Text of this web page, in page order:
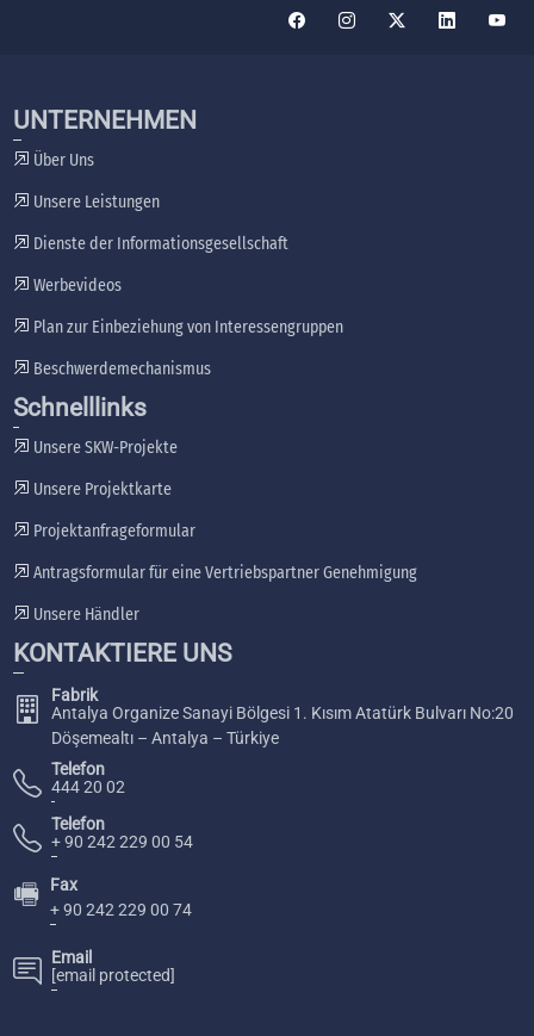
UNTERNEHMEN
Über Uns
Unsere Leistungen
Dienste der Informationsgesellschaft
Werbevideos
Plan zur Einbeziehung von Interessengruppen
Beschwerdemechanismus
Schnelllinks
Unsere SKW-Projekte
Unsere Projektkarte
Projektanfrageformular
Antragsformular für eine Vertriebspartner Genehmigung
Unsere Händler
KONTAKTIERE UNS
Fabrik
Antalya Organize Sanayi Bölgesi 1. Kısım Atatürk Bulvarı No:20
Döşemealtı – Antalya – Türkiye
Telefon
444 20 02
Telefon
+ 90 242 229 00 54
🖷
Fax
+ 90 242 229 00 74
Email
[email protected]